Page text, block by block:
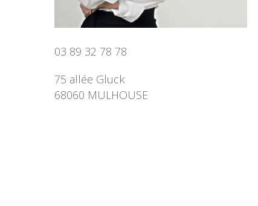
03 89 32 78 78
75 allée Gluck
68060 MULHOUSE